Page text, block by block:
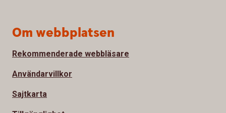
Om webbplatsen
Rekommenderade webbläsare
Användarvillkor
Sajtkarta